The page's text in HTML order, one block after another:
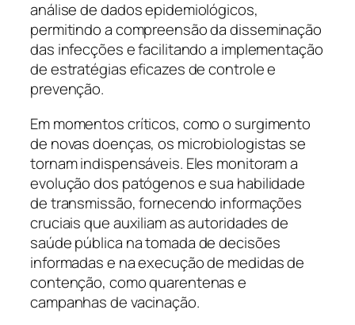
análise de dados epidemiológicos,
permitindo a compreensão da disseminação
das infecções e facilitando a implementação
de estratégias eficazes de controle e
prevenção.
Em momentos críticos, como o surgimento
de novas doenças, os microbiologistas se
tornam indispensáveis. Eles monitoram a
evolução dos patógenos e sua habilidade
de transmissão, fornecendo informações
cruciais que auxiliam as autoridades de
saúde pública na tomada de decisões
informadas e na execução de medidas de
contenção, como quarentenas e
campanhas de vacinação.